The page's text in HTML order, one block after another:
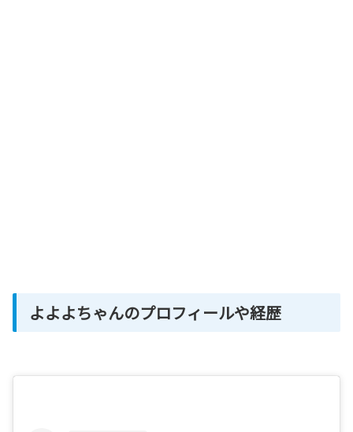
よよよちゃんのプロフィールや経歴